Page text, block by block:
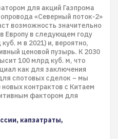
для акций Газпрома
«Северный поток-2»
возможность значительно
Европу в следующем году
м в 2021) и, вероятно,
ценовой пузырь. К 2030
100 млрд куб. м, что
как для заключения
спотовых сделок – мы
контрактов с Китаем
фактором для
капзатраты,